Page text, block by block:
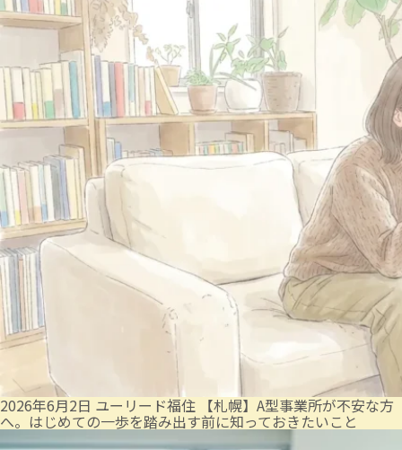
2026年6月2日 ユーリード福住 【札幌】A型事業所が不安な方
へ。はじめての一歩を踏み出す前に知っておきたいこと